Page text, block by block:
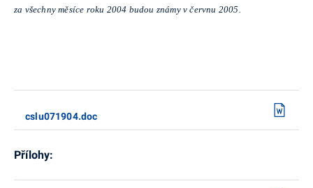
za všechny měsíce roku 2004 budou známy v červnu 2005.
cslu071904.doc
Přílohy: